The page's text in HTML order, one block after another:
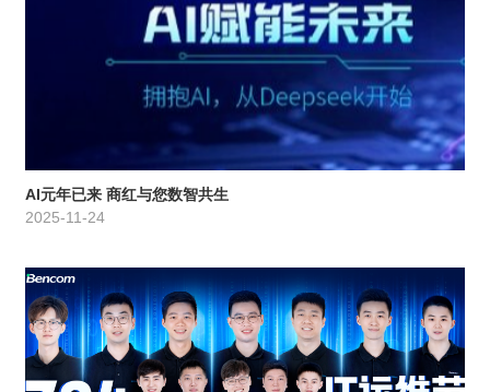
AI元年已来 商红与您数智共生
2025-11-24